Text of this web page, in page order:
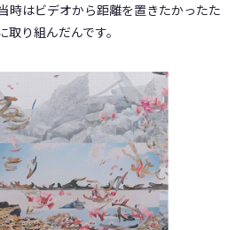
時はビデオから距離を置きたかったた
り組んだんです。